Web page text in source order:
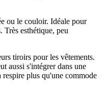
ou le couloir. Idéale pour
Très esthétique, peu
tiroirs pour les vêtements.
aussi s'intégrer dans une
plus qu'une commode